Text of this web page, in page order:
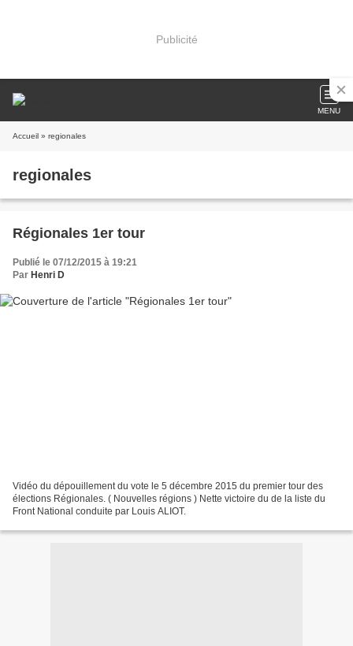
Publicité
MENU
Accueil » regionales
regionales
Régionales 1er tour
Publié le 07/12/2015 à 19:21
Par Henri D
Vidéo du dépouillement du vote le 5 décembre 2015 du premier tour des
élections Régionales. ( Nouvelles régions ) Nette victoire du de la liste du
Front National conduite par Louis ALIOT.